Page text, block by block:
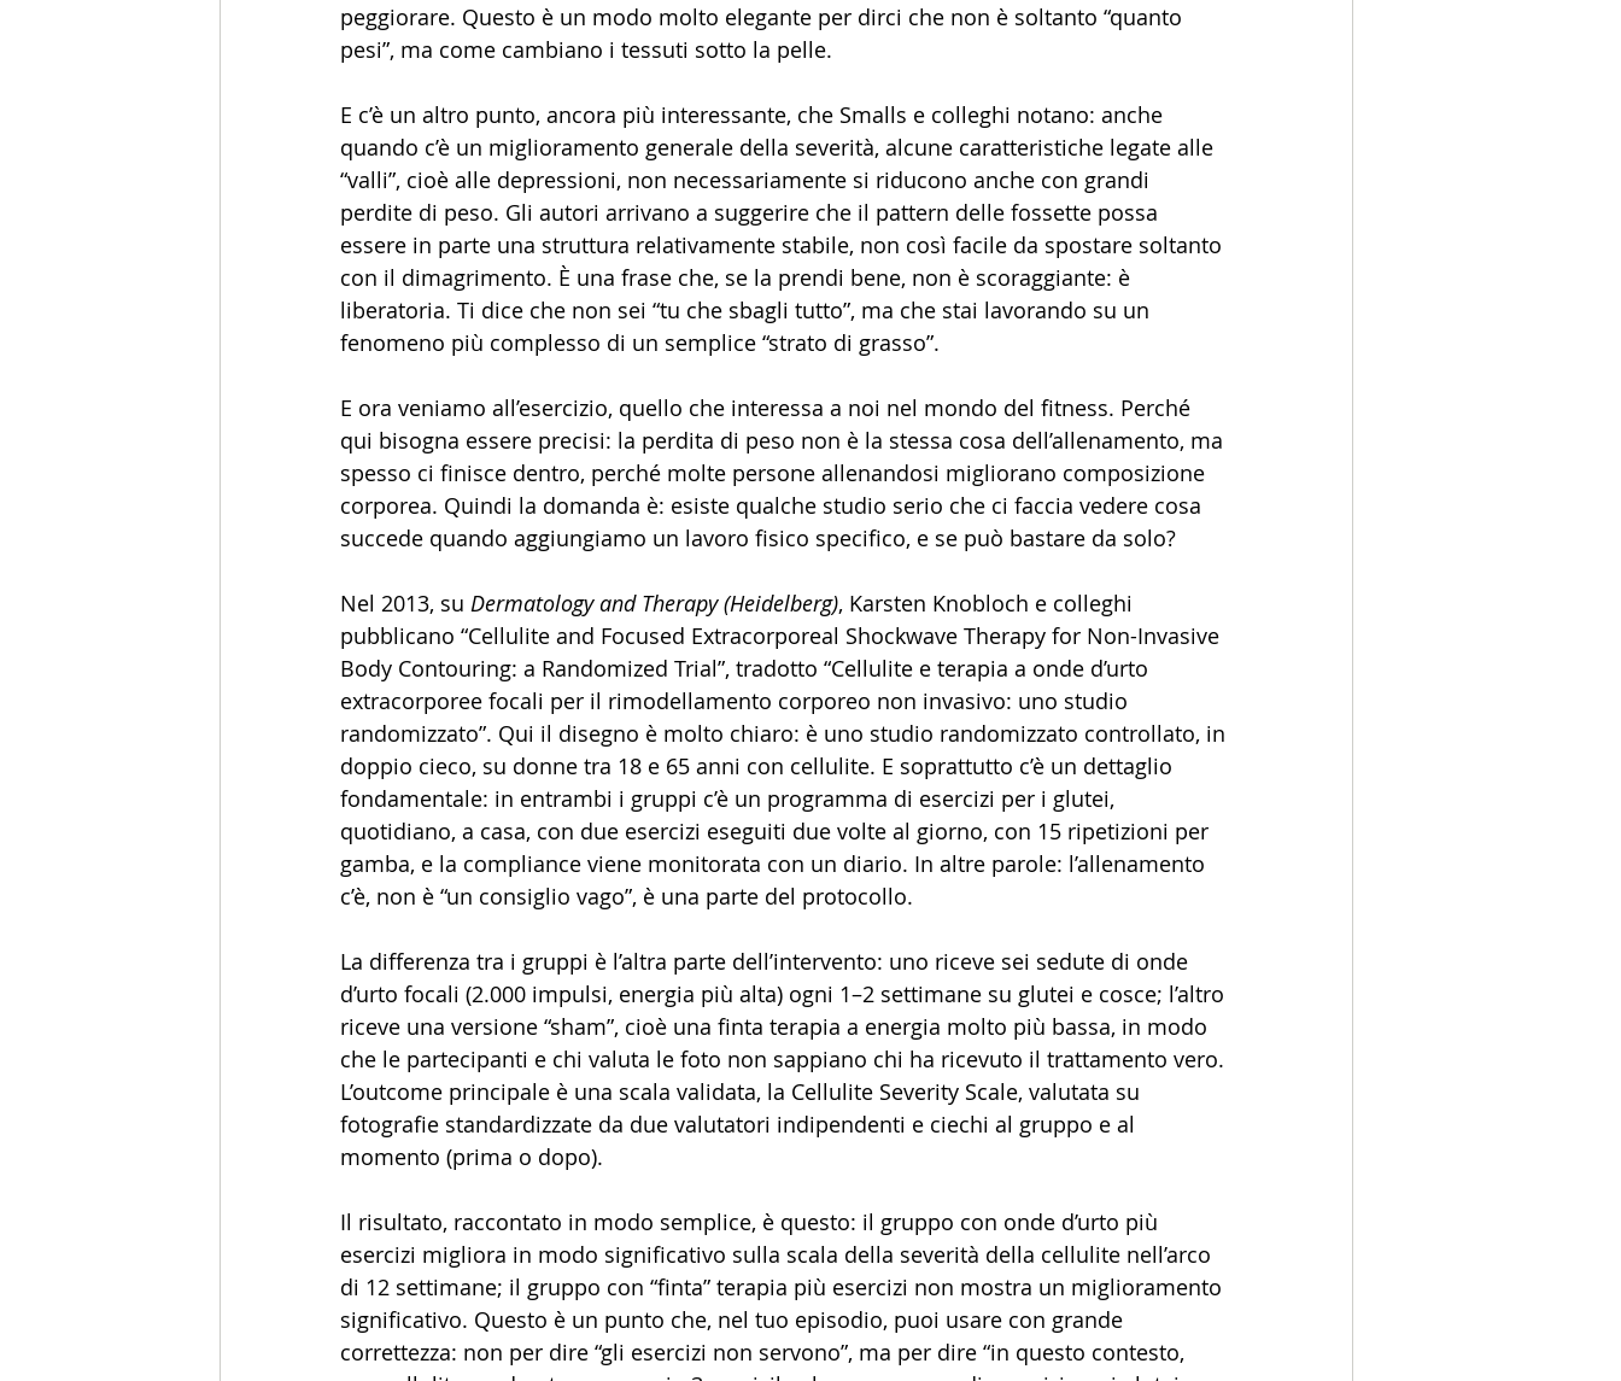
peggiorare. Questo è un modo molto elegante per dirci che non è soltanto “quanto
pesi”, ma come cambiano i tessuti sotto la pelle.
E c’è un altro punto, ancora più interessante, che Smalls e colleghi notano: anche
quando c’è un miglioramento generale della severità, alcune caratteristiche legate alle
“valli”, cioè alle depressioni, non necessariamente si riducono anche con grandi
perdite di peso. Gli autori arrivano a suggerire che il pattern delle fossette possa
essere in parte una struttura relativamente stabile, non così facile da spostare soltanto
con il dimagrimento. È una frase che, se la prendi bene, non è scoraggiante: è
liberatoria. Ti dice che non sei “tu che sbagli tutto”, ma che stai lavorando su un
fenomeno più complesso di un semplice “strato di grasso”.
E ora veniamo all’esercizio, quello che interessa a noi nel mondo del fitness. Perché
qui bisogna essere precisi: la perdita di peso non è la stessa cosa dell’allenamento, ma
spesso ci finisce dentro, perché molte persone allenandosi migliorano composizione
corporea. Quindi la domanda è: esiste qualche studio serio che ci faccia vedere cosa
succede quando aggiungiamo un lavoro fisico specifico, e se può bastare da solo?
Nel 2013, su Dermatology and Therapy (Heidelberg), Karsten Knobloch e colleghi
pubblicano “Cellulite and Focused Extracorporeal Shockwave Therapy for Non-Invasive
Body Contouring: a Randomized Trial”, tradotto “Cellulite e terapia a onde d’urto
extracorporee focali per il rimodellamento corporeo non invasivo: uno studio
randomizzato”. Qui il disegno è molto chiaro: è uno studio randomizzato controllato, in
doppio cieco, su donne tra 18 e 65 anni con cellulite. E soprattutto c’è un dettaglio
fondamentale: in entrambi i gruppi c’è un programma di esercizi per i glutei,
quotidiano, a casa, con due esercizi eseguiti due volte al giorno, con 15 ripetizioni per
gamba, e la compliance viene monitorata con un diario. In altre parole: l’allenamento
c’è, non è “un consiglio vago”, è una parte del protocollo.
La differenza tra i gruppi è l’altra parte dell’intervento: uno riceve sei sedute di onde
d’urto focali (2.000 impulsi, energia più alta) ogni 1–2 settimane su glutei e cosce; l’altro
riceve una versione “sham”, cioè una finta terapia a energia molto più bassa, in modo
che le partecipanti e chi valuta le foto non sappiano chi ha ricevuto il trattamento vero.
L’outcome principale è una scala validata, la Cellulite Severity Scale, valutata su
fotografie standardizzate da due valutatori indipendenti e ciechi al gruppo e al
momento (prima o dopo).
Il risultato, raccontato in modo semplice, è questo: il gruppo con onde d’urto più
esercizi migliora in modo significativo sulla scala della severità della cellulite nell’arco
di 12 settimane; il gruppo con “finta” terapia più esercizi non mostra un miglioramento
significativo. Questo è un punto che, nel tuo episodio, puoi usare con grande
correttezza: non per dire “gli esercizi non servono”, ma per dire “in questo contesto,